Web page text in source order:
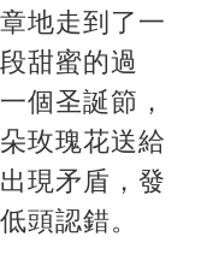
地走到了一
甜蜜的過
個圣誕節，
玫瑰花送給
現矛盾，發
頭認錯。